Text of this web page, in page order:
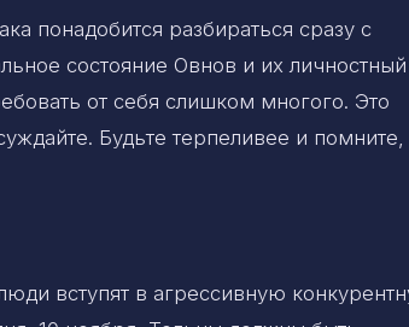
понадобится разбираться сразу с
состояние Овнов и их личностный
от себя слишком многого. Это
Будьте терпеливее и помните,
вступят в агрессивную